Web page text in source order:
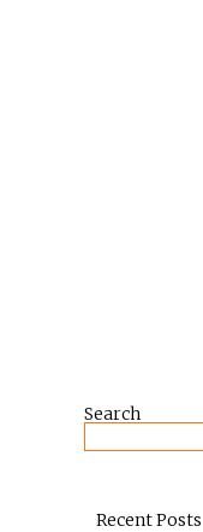
Search
Recent Posts